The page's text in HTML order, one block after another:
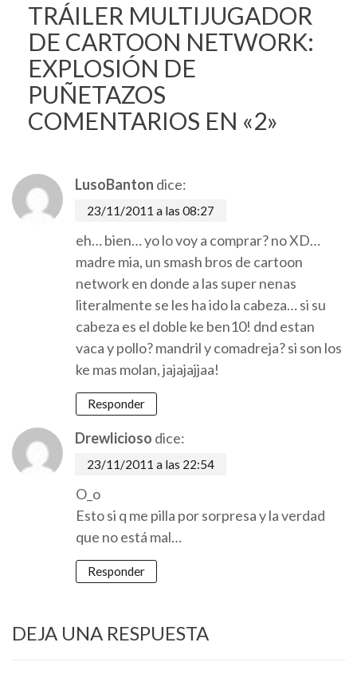
TRÁILER MULTIJUGADOR
DE CARTOON NETWORK:
EXPLOSIÓN DE
PUÑETAZOS
COMENTARIOS EN «2»
LusoBanton dice:
23/11/2011 a las 08:27
eh… bien… yo lo voy a comprar? no XD…
madre mia, un smash bros de cartoon
network en donde a las super nenas
literalmente se les ha ido la cabeza… si su
cabeza es el doble ke ben10! dnd estan
vaca y pollo? mandril y comadreja? si son los
ke mas molan, jajajajjaa!
Responder
Drewlicioso dice:
23/11/2011 a las 22:54
O_o
Esto si q me pilla por sorpresa y la verdad
que no está mal…
Responder
DEJA UNA RESPUESTA